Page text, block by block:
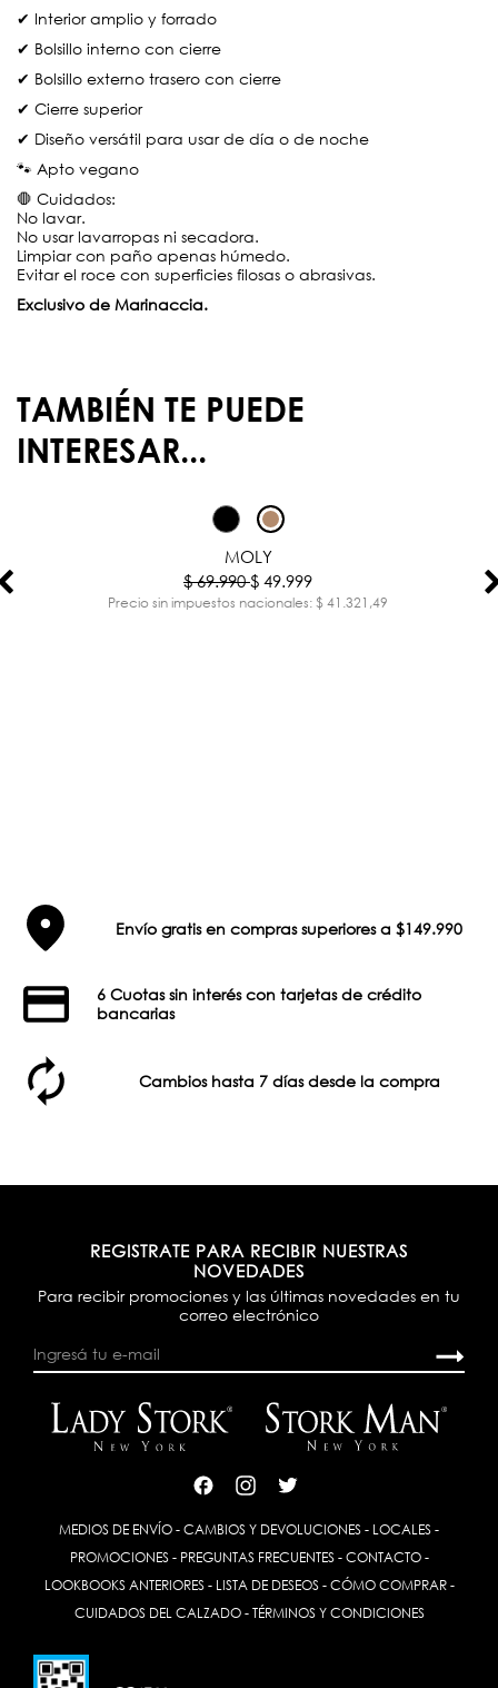
✔ Interior amplio y forrado
✔ Bolsillo interno con cierre
✔ Bolsillo externo trasero con cierre
✔ Cierre superior
✔ Diseño versátil para usar de día o de noche
🐾 Apto vegano
🛑 Cuidados:
No lavar.
No usar lavarropas ni secadora.
Limpiar con paño apenas húmedo.
Evitar el roce con superficies filosas o abrasivas.
Exclusivo de Marinaccia.
TAMBIÉN TE PUEDE
INTERESAR...
MOLY
$ 69.990$ 49.999
Precio sin impuestos nacionales: $ 41.321,49
Envío gratis en compras superiores a $149.990
6 Cuotas sin interés con tarjetas de crédito
bancarias
Cambios hasta 7 días desde la compra
REGISTRATE PARA RECIBIR NUESTRAS
NOVEDADES
Para recibir promociones y las últimas novedades en tu
correo electrónico
MEDIOS DE ENVÍO - CAMBIOS Y DEVOLUCIONES - LOCALES -
PROMOCIONES- PREGUNTAS FRECUENTES- CONTACTO-
LOOKBOOKS ANTERIORES- LISTA DE DESEOS- CÓMO COMPRAR-
CUIDADOS DEL CALZADO- TÉRMINOS Y CONDICIONES